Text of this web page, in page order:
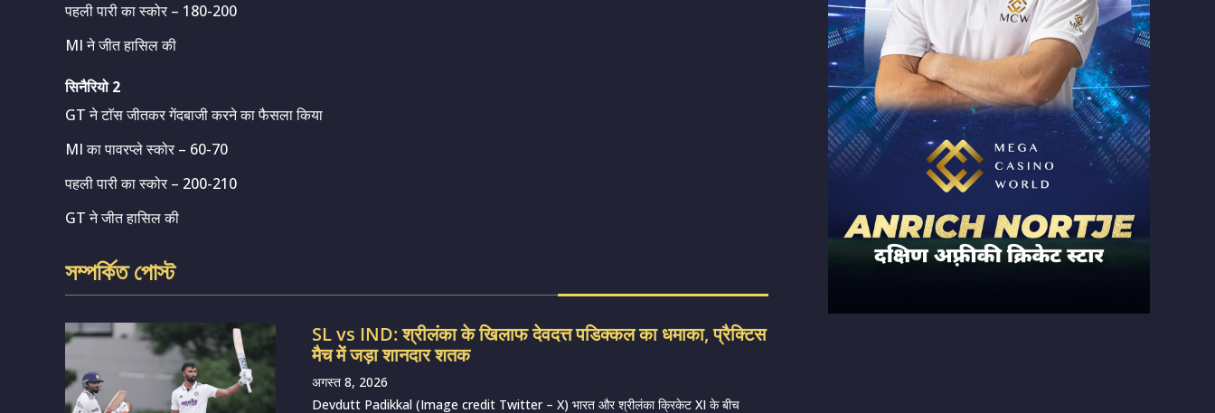
पहली पारी का स्कोर – 180-200
MI ने जीत हासिल की
सिनैरियो 2
GT ने टाॅस जीतकर गेंदबाजी करने का फैसला किया
MI का पावरप्ले स्कोर – 60-70
पहली पारी का स्कोर – 200-210
GT ने जीत हासिल की
সম্পর্কিত পোস্ট
SL vs IND: श्रीलंका के खिलाफ देवदत्त पडिक्कल का धमाका, प्रैक्टिस
मैच में जड़ा शानदार शतक
अगस्त 8, 2026
Devdutt Padikkal (Image credit Twitter – X) भारत और श्रीलंका क्रिकेट XI के बीच